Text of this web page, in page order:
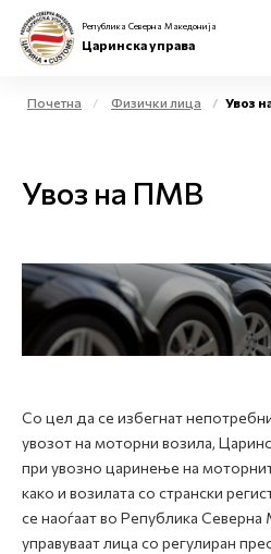
Бизнис заедница
Е-Царина
Контакт
Република Северна Македонија
Царинска управа
Почетна Физички лица Увоз
Увоз на ПМВ
Со цел да се избегнат
увозот на моторни возила,
при увозно царинење на
како и возилата со странски
се наоѓаат во Република Северна
управуваат лица со регулиран